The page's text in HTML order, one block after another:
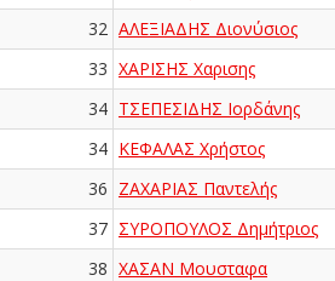
32 ΑΛΕΞΙΑΔΗΣ Διονύσιος
33 ΧΑΡΙΣΗΣ Χαρισης
34 ΤΣΕΠΕΣΙΔΗΣ Ιορδάνης
34 ΚΕΦΑΛΑΣ Χρήστος
36 ΖΑΧΑΡΙΑΣ Παντελής
37 ΣΥΡΟΠΟΥΛΟΣ Δημήτριος
38 ΧΑΣΑΝ Μουσταφα